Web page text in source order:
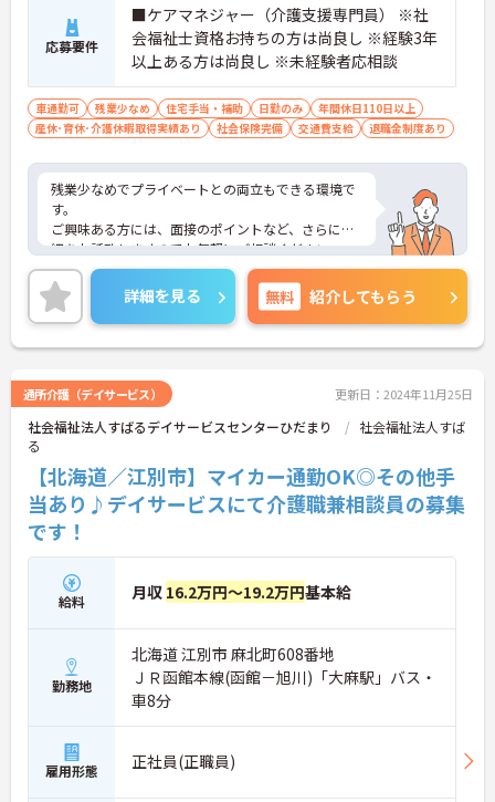
応募要件
■ケアマネジャー（介護支援専門員） ※社
会福祉士資格お持ちの方は尚良し ※経験3年
以上ある方は尚良し ※未経験者応相談
車通勤可 残業少なめ 住宅手当・補助 日勤のみ
年間休日110日以上
産休･育休･介護休暇取得実績あり
社会保険完備 交通費支給 退職金制度あり
残業少なめでプライベートとの両立もできる環境で
す。
ご興味ある方には、面接のポイントなど、さらに詳
細をお話致しますのでお気軽にご相談ください。
詳細を見る 無料 紹介してもらう
通所介護（デイサービス） 更新日：2024年11月25日
社会福祉法人すばるデイサービスセンターひだまり
社会福祉法人すば
る
【北海道／江別市】マイカー通勤OK◎その他手
当あり♪デイサービスにて介護職兼相談員の募集
です！
給料 月収 16.2万円～19.2万円基本給
勤務地
北海道 江別市 麻北町608番地
ＪＲ函館本線(函館－旭川)「大麻駅」バス・
車8分
雇用形態 正社員(正職員)